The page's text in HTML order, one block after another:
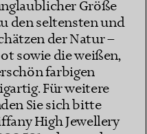
Größe
den seltensten und
der Natur –
sowie die weißen,
farbigen
Für weitere
Sie sich bitte
High Jewellery